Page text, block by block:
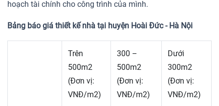
hoạch tài chính cho công trình của mình.
Bảng báo giá thiết kế nhà tại huyện Hoài Đức - Hà Nội
Trên
500m2
(Đơn vị:
VNĐ/m2)
300 –
500m2
(Đơn vị:
VNĐ/m2)
Dưới
300m2
(Đơn vị:
VNĐ/m2)